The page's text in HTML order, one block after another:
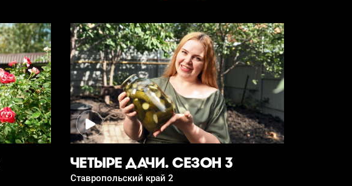
ЧЕТЫРЕ ДАЧИ. СЕЗОН 3
Ставропольский край 2